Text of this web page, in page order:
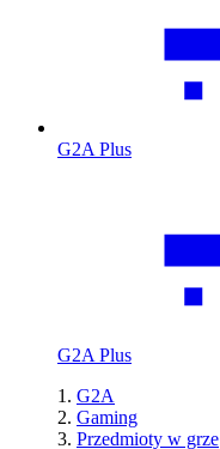
G2A Plus
G2A Plus
G2A
Gaming
Przedmioty w grze